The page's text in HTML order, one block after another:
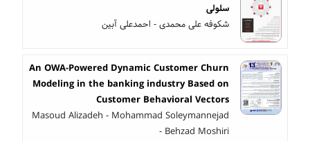
سلولی
شکوفه علی محمدی - احمدعلی آبین
An OWA-Powered Dynamic Customer Churn
Modeling in the banking industry Based on
Customer Behavioral Vectors
Masoud Alizadeh - Mohammad Soleymannejad
- Behzad Moshiri